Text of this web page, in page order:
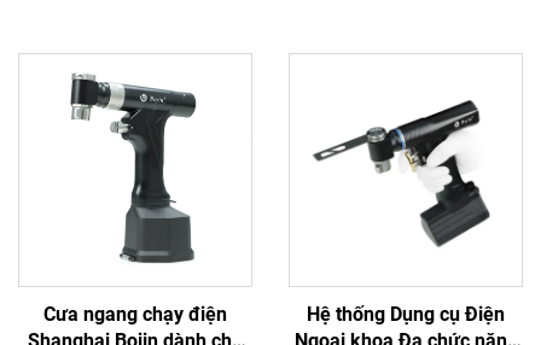
Cưa ngang chạy điện
Shanghai Bojin dành cho
Hệ thống Dụng cụ Điện
Ngoại khoa Đa chức năng